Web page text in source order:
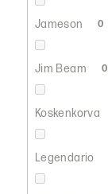
Jameson 0
Jim Beam 0
Koskenkorva
Legendario